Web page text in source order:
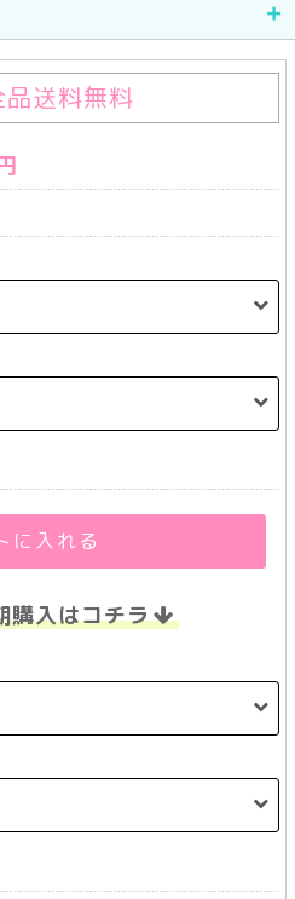
品送料無料
に入れる
購入はコチラ